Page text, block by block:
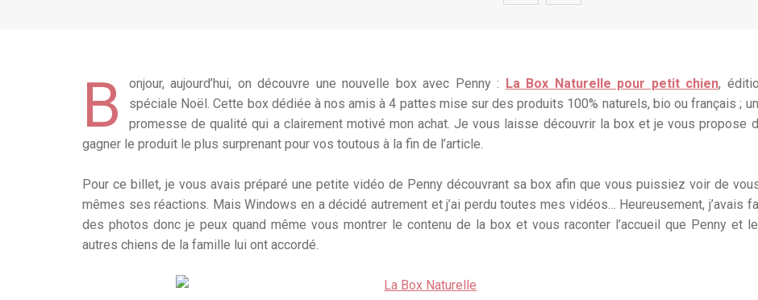
B onjour, aujourd’hui, on découvre une nouvelle box avec Penny : La Box Naturelle pour petit chien,
spéciale Noël. Cette box dédiée à nos amis à 4 pattes mise sur des produits 100% naturels, bio ou français ;
promesse de qualité qui a clairement motivé mon achat. Je vous laisse découvrir la box et je vous propose
gagner le produit le plus surprenant pour vos toutous à la fin de l’article.
Pour ce billet, je vous avais préparé une petite vidéo de Penny découvrant sa box afin que vous puissiez voir de
mêmes ses réactions. Mais Windows en a décidé autrement et j’ai perdu toutes mes vidéos… Heureusement, j’avais
des photos donc je peux quand même vous montrer le contenu de la box et vous raconter l’accueil que Penny et
autres chiens de la famille lui ont accordé.